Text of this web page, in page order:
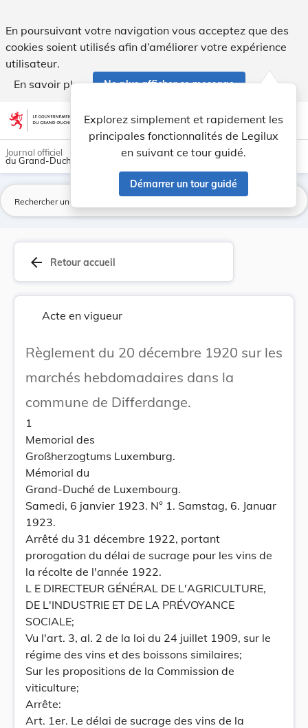
En poursuivant votre navigation vous acceptez que des
cookies soient utilisés afin d’améliorer votre expérience
utilisateur.
En savoir plus
Ne plus afficher ce message
Aller au contenu account_circle help Aide
Explorez simplement et rapidement les
principales fonctionnalités de Legilux
en suivant ce tour guidé.
Démarrer un tour guidé
light_mode dark_mode
Journal officiel
du Grand-Duché de Luxembourg
arrow_back Retour accueil
Acte en vigueur
Règlement du 20 décembre 1920 sur les
marchés hebdomadaires dans la
commune de Differdange.
1
Memorial des
Großherzogtums Luxemburg.
Mémorial du
Grand-Duché de Luxembourg.
Samedi, 6 janvier 1923. N° 1. Samstag, 6. Januar
1923.
Arrêté du 31 décembre 1922, portant
prorogation du délai de sucrage pour les vins de
la récolte de l'année 1922.
L E DIRECTEUR GÉNÉRAL DE L'AGRICULTURE,
DE L'INDUSTRIE ET DE LA PRÉVOYANCE
SOCIALE;
Vu l'art. 3, al. 2 de la loi du 24 juillet 1909, sur le
régime des vins et des boissons similaires;
Sur les propositions de la Commission de
viticulture;
Arrête:
Art. 1er. Le délai de sucrage des vins de la